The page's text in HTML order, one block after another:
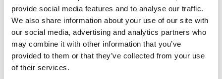
provide social media features and to analyse our traffic.
We also share information about your use of our site with
our social media, advertising and analytics partners who
may combine it with other information that you’ve
provided to them or that they’ve collected from your use
of their services.